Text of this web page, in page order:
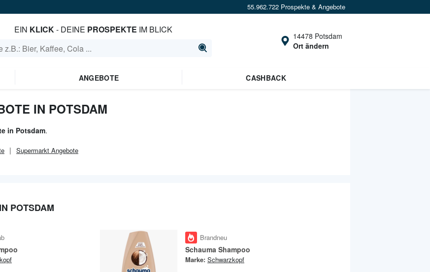
55.962.722 Prospekte & Angebote
EIN KLICK- DEINE PROSPEKTE IM BLICK
14478 Potsdam
Ort ändern
ANGEBOTE CASHBACK
IN POTSDAM
in Potsdam.
Supermarkt Angebote
POTSDAM
Brandneu
Schauma Shampoo
Marke: Schwarzkopf